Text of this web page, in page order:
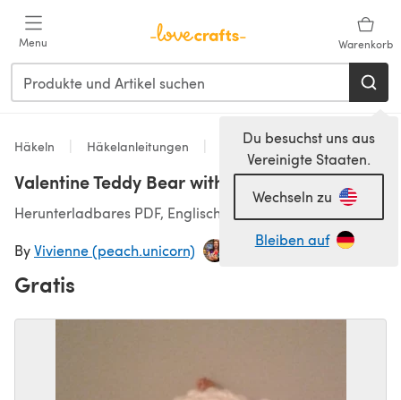
Menu Warenkorb
Du besuchst uns aus
Vereinigte Staaten.
Wechseln zu
Bleiben auf
Häkeln Häkelanleitungen Spielzeug
Valentine Teddy Bear with a Rose
Herunterladbares PDF, Englisch
ByVivienne (peach.unicorn)
Gratis